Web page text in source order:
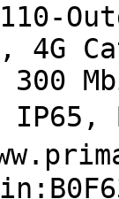
4G
300